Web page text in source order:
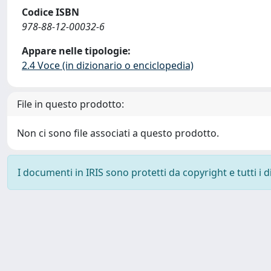
Codice ISBN
978-88-12-00032-6
Appare nelle tipologie:
2.4 Voce (in dizionario o enciclopedia)
File in questo prodotto:
Non ci sono file associati a questo prodotto.
I documenti in IRIS sono protetti da copyright e tutti i